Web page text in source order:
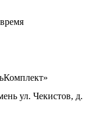
ул. Чекистов, д.